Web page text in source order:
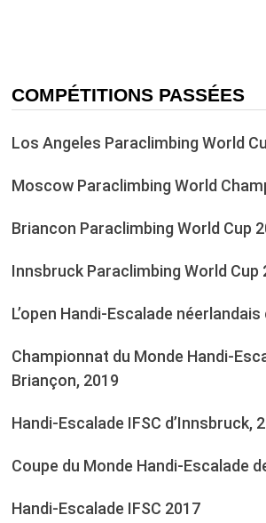
COMPÉTITIONS PASSÉES
Los Angeles Paraclimbing World
Moscow Paraclimbing World
Briancon Paraclimbing World Cup
Innsbruck Paraclimbing World Cup
L’open Handi-Escalade
Championnat du Monde Handi-
Briançon, 2019
Handi-Escalade IFSC d’Innsbruck,
Coupe du Monde Handi-Escalade
Handi-Escalade IFSC 2017